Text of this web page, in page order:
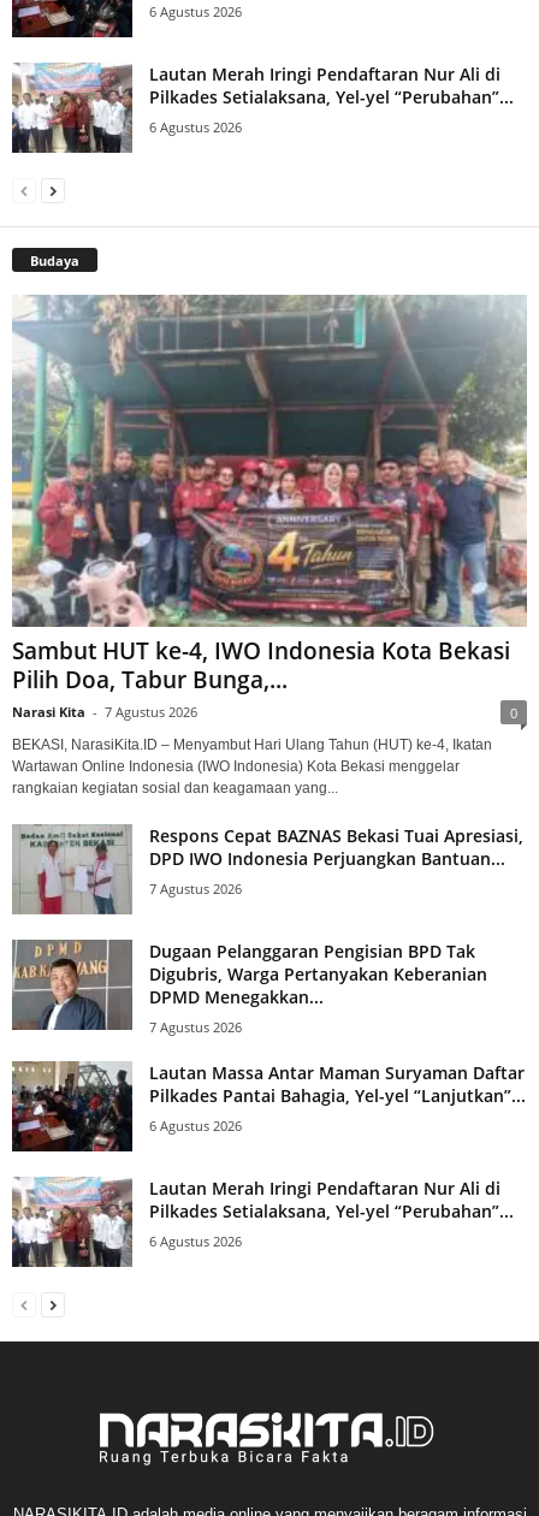
6 Agustus 2026
Lautan Merah Iringi Pendaftaran Nur Ali di
Pilkades Setialaksana, Yel-yel “Perubahan”...
6 Agustus 2026
Budaya
Sambut HUT ke-4, IWO Indonesia Kota Bekasi
Pilih Doa, Tabur Bunga,...
Narasi Kita - 7 Agustus 2026 0
BEKASI, NarasiKita.ID – Menyambut Hari Ulang Tahun (HUT) ke-4, Ikatan
Wartawan Online Indonesia (IWO Indonesia) Kota Bekasi menggelar
rangkaian kegiatan sosial dan keagamaan yang...
Respons Cepat BAZNAS Bekasi Tuai Apresiasi,
DPD IWO Indonesia Perjuangkan Bantuan...
7 Agustus 2026
Dugaan Pelanggaran Pengisian BPD Tak
Digubris, Warga Pertanyakan Keberanian
DPMD Menegakkan...
7 Agustus 2026
Lautan Massa Antar Maman Suryaman Daftar
Pilkades Pantai Bahagia, Yel-yel “Lanjutkan”...
6 Agustus 2026
Lautan Merah Iringi Pendaftaran Nur Ali di
Pilkades Setialaksana, Yel-yel “Perubahan”...
6 Agustus 2026